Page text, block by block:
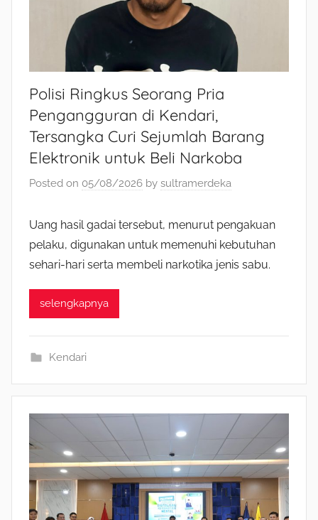
Polisi Ringkus Seorang Pria
Pengangguran di Kendari,
Tersangka Curi Sejumlah Barang
Elektronik untuk Beli Narkoba
Posted on 05/08/2026 by sultramerdeka
Uang hasil gadai tersebut, menurut pengakuan
pelaku, digunakan untuk memenuhi kebutuhan
sehari-hari serta membeli narkotika jenis sabu.
selengkapnya
Kendari